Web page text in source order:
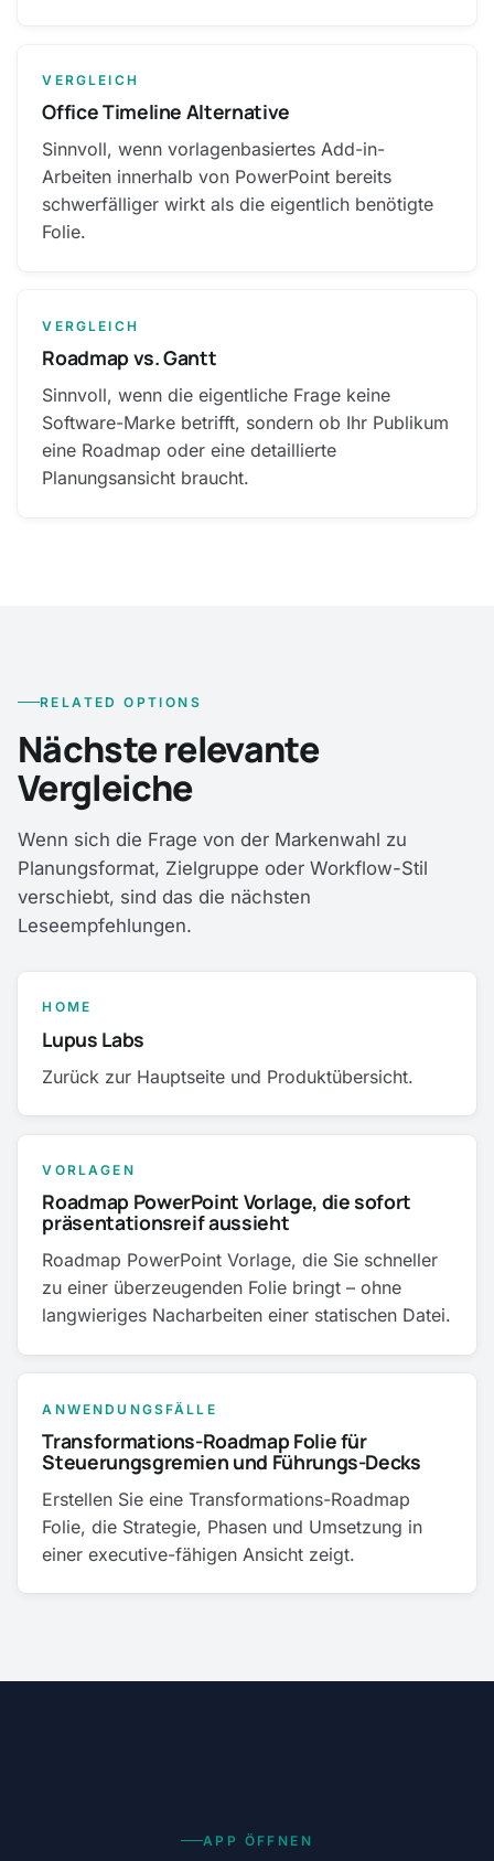
VERGLEICH
Office Timeline Alternative
Sinnvoll, wenn vorlagenbasiertes Add-in-
Arbeiten innerhalb von PowerPoint bereits
schwerfälliger wirkt als die eigentlich benötigte
Folie.
VERGLEICH
Roadmap vs. Gantt
Sinnvoll, wenn die eigentliche Frage keine
Software-Marke betrifft, sondern ob Ihr Publikum
eine Roadmap oder eine detaillierte
Planungsansicht braucht.
RELATED OPTIONS
Nächste relevante
Vergleiche
Wenn sich die Frage von der Markenwahl zu
Planungsformat, Zielgruppe oder Workflow-Stil
verschiebt, sind das die nächsten
Leseempfehlungen.
HOME
Lupus Labs
Zurück zur Hauptseite und Produktübersicht.
VORLAGEN
Roadmap PowerPoint Vorlage, die sofort
präsentationsreif aussieht
Roadmap PowerPoint Vorlage, die Sie schneller
zu einer überzeugenden Folie bringt – ohne
langwieriges Nacharbeiten einer statischen Datei.
ANWENDUNGSFÄLLE
Transformations-Roadmap Folie für
Steuerungsgremien und Führungs-Decks
Erstellen Sie eine Transformations-Roadmap
Folie, die Strategie, Phasen und Umsetzung in
einer executive-fähigen Ansicht zeigt.
APP ÖFFNEN